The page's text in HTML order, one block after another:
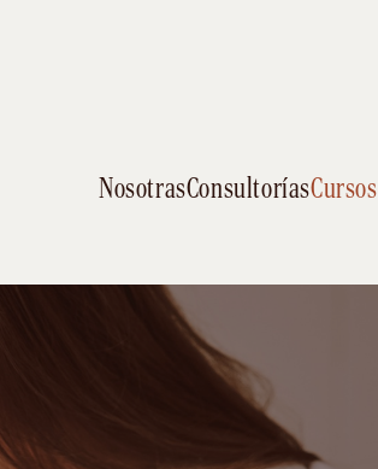
NosotrasConsultoríasCursos